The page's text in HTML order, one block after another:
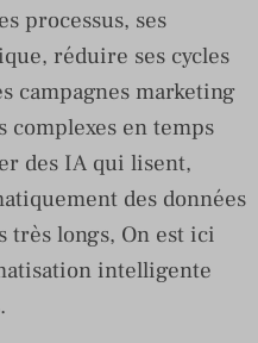
processus, ses
réduire ses cycles
campagnes marketing
en temps
des IA qui lisent,
des données
très longs, On est ici
intelligente